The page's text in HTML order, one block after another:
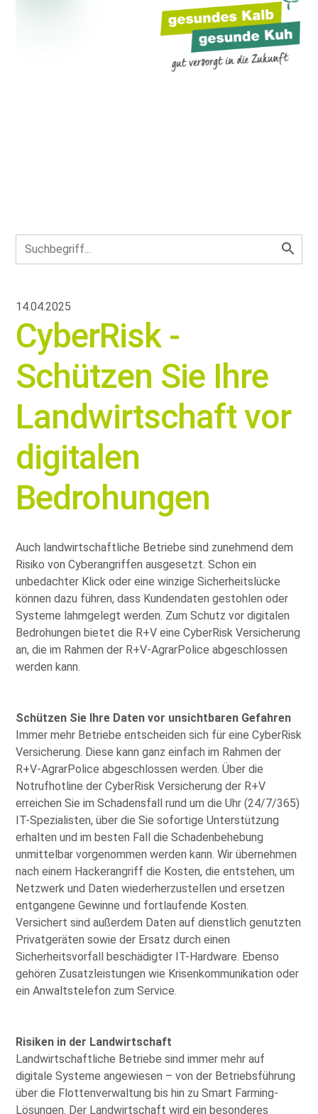
14.04.2025
CyberRisk -
Schützen Sie Ihre
Landwirtschaft vor
digitalen
Bedrohungen
Auch landwirtschaftliche Betriebe sind zunehmend dem
Risiko von Cyberangriffen ausgesetzt. Schon ein
unbedachter Klick oder eine winzige Sicherheitslücke
können dazu führen, dass Kundendaten gestohlen oder
Systeme lahmgelegt werden. Zum Schutz vor digitalen
Bedrohungen bietet die R+V eine CyberRisk Versicherung
an, die im Rahmen der R+V-AgrarPolice abgeschlossen
werden kann.
Schützen Sie Ihre Daten vor unsichtbaren Gefahren
Immer mehr Betriebe entscheiden sich für eine CyberRisk
Versicherung. Diese kann ganz einfach im Rahmen der
R+V-AgrarPolice abgeschlossen werden. Über die
Notrufhotline der CyberRisk Versicherung der R+V
erreichen Sie im Schadensfall rund um die Uhr (24/7/365)
IT-Spezialisten, über die Sie sofortige Unterstützung
erhalten und im besten Fall die Schadenbehebung
unmittelbar vorgenommen werden kann. Wir übernehmen
nach einem Hackerangriff die Kosten, die entstehen, um
Netzwerk und Daten wiederherzustellen und ersetzen
entgangene Gewinne und fortlaufende Kosten.
Versichert sind außerdem Daten auf dienstlich genutzten
Privatgeräten sowie der Ersatz durch einen
Sicherheitsvorfall beschädigter IT-Hardware. Ebenso
gehören Zusatzleistungen wie Krisenkommunikation oder
ein Anwaltstelefon zum Service.
Risiken in der Landwirtschaft
Landwirtschaftliche Betriebe sind immer mehr auf
digitale Systeme angewiesen – von der Betriebsführung
über die Flottenverwaltung bis hin zu Smart Farming-
Lösungen. Der Landwirtschaft wird ein besonderes